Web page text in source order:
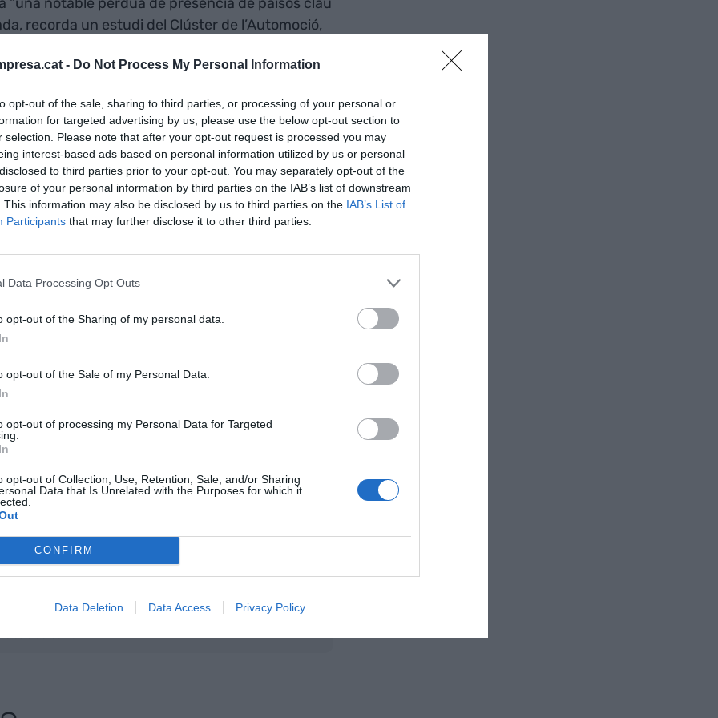
- Do Not Process My Personal Information
opt-out of the sale, sharing to third parties, or processing of your personal or
for targeted advertising by us, please use the below opt-out section to
selection. Please note that after your opt-out request is processed you may
interest-based ads based on personal information utilized by us or personal
to third parties prior to your opt-out. You may separately opt-out of the
of your personal information by third parties on the IAB’s list of downstream
This information may also be disclosed by us to third parties on the IAB’s List of
Participants that may further disclose it to other third parties.
Data Processing Opt Outs
opt-out of the Sharing of my personal data.
opt-out of the Sale of my Personal Data.
opt-out of processing my Personal Data for Targeted
opt-out of Collection, Use, Retention, Sale, and/or Sharing
Data that Is Unrelated with the Purposes for which it
CONFIRM
Data Deletion Data Access Privacy Policy
“una notable pèrdua de presència de països clau
recorda un estudi del Clúster de l’Automoció,
en què preveia que el 2050 “menys del 5% de la
El responsable de l’organització
pot fer-se realitat si “no es prenen les
el sector”.
CIAC,
model i
necessari” de les administracions i recalca la
relegada a un paper secundari en la mobilitat
adequades les mesures proposades per
Europeu Mario Draghi: urgir executar
com la transició ecològica, la
cost dels vehicles elèctrics “frena la demanda”
el president del Clúster de l’Automoció hi
d’infraestructura de punts de recàrrega
a Europa i les escasses ajudes directes i
preferida de Google de forma
d'actualitat